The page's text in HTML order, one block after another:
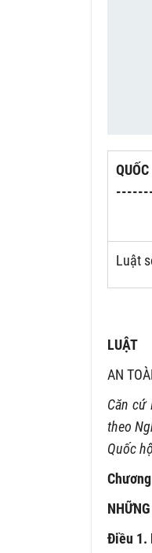
Luật
LUẬT
AN
Căn cứ
theo
Quốc
Điều 1.